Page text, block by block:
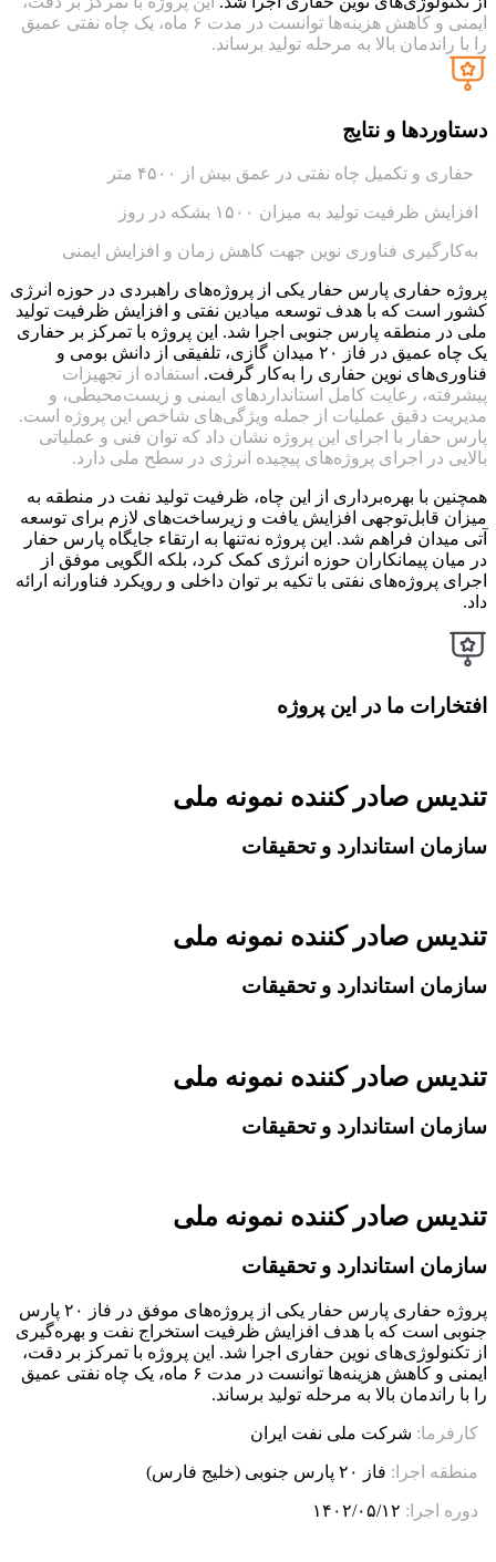
ایمنی و کاهش هزینه‌ها توانست در مدت ۶ ماه، یک چاه نفتی عمیق
را با راندمان بالا به مرحله تولید برساند.
دستاوردها و نتایج
حفاری و تکمیل چاه نفتی در عمق بیش از ۴۵۰۰ متر
افزایش ظرفیت تولید به میزان ۱۵۰۰ بشکه در روز
به‌کارگیری فناوری نوین جهت کاهش زمان و افزایش ایمنی
پروژه حفاری پارس حفار یکی از پروژه‌های راهبردی در حوزه انرژی
کشور است که با هدف توسعه میادین نفتی و افزایش ظرفیت تولید
ملی در منطقه پارس جنوبی اجرا شد. این پروژه با تمرکز بر حفاری
یک چاه عمیق در فاز ۲۰ میدان گازی، تلفیقی از دانش بومی و
فناوری‌های نوین حفاری را به‌کار گرفت. استفاده از تجهیزات
پیشرفته، رعایت کامل استانداردهای ایمنی و زیست‌محیطی، و
مدیریت دقیق عملیات از جمله ویژگی‌های شاخص این پروژه است.
پارس حفار با اجرای این پروژه نشان داد که توان فنی و عملیاتی
بالایی در اجرای پروژه‌های پیچیده انرژی در سطح ملی دارد.
همچنین با بهره‌برداری از این چاه، ظرفیت تولید نفت در منطقه به
میزان قابل‌توجهی افزایش یافت و زیرساخت‌های لازم برای توسعه
آتی میدان فراهم شد. این پروژه نه‌تنها به ارتقاء جایگاه پارس حفار
در میان پیمانکاران حوزه انرژی کمک کرد، بلکه الگویی موفق از
اجرای پروژه‌های نفتی با تکیه بر توان داخلی و رویکرد فناورانه ارائه
داد.
افتخارات ما در این پروژه
تندیس صادر کننده نمونه ملی
سازمان استاندارد و تحقیقات
تندیس صادر کننده نمونه ملی
سازمان استاندارد و تحقیقات
تندیس صادر کننده نمونه ملی
سازمان استاندارد و تحقیقات
تندیس صادر کننده نمونه ملی
سازمان استاندارد و تحقیقات
پروژه حفاری پارس حفار یکی از پروژه‌های موفق در فاز ۲۰ پارس
جنوبی است که با هدف افزایش ظرفیت استخراج نفت و بهره‌گیری
از تکنولوژی‌های نوین حفاری اجرا شد. این پروژه با تمرکز بر دقت،
ایمنی و کاهش هزینه‌ها توانست در مدت ۶ ماه، یک چاه نفتی عمیق
را با راندمان بالا به مرحله تولید برساند.
کارفرما: شرکت ملی نفت ایران
منطقه اجرا: فاز ۲۰ پارس جنوبی (خلیج فارس)
دوره اجرا: